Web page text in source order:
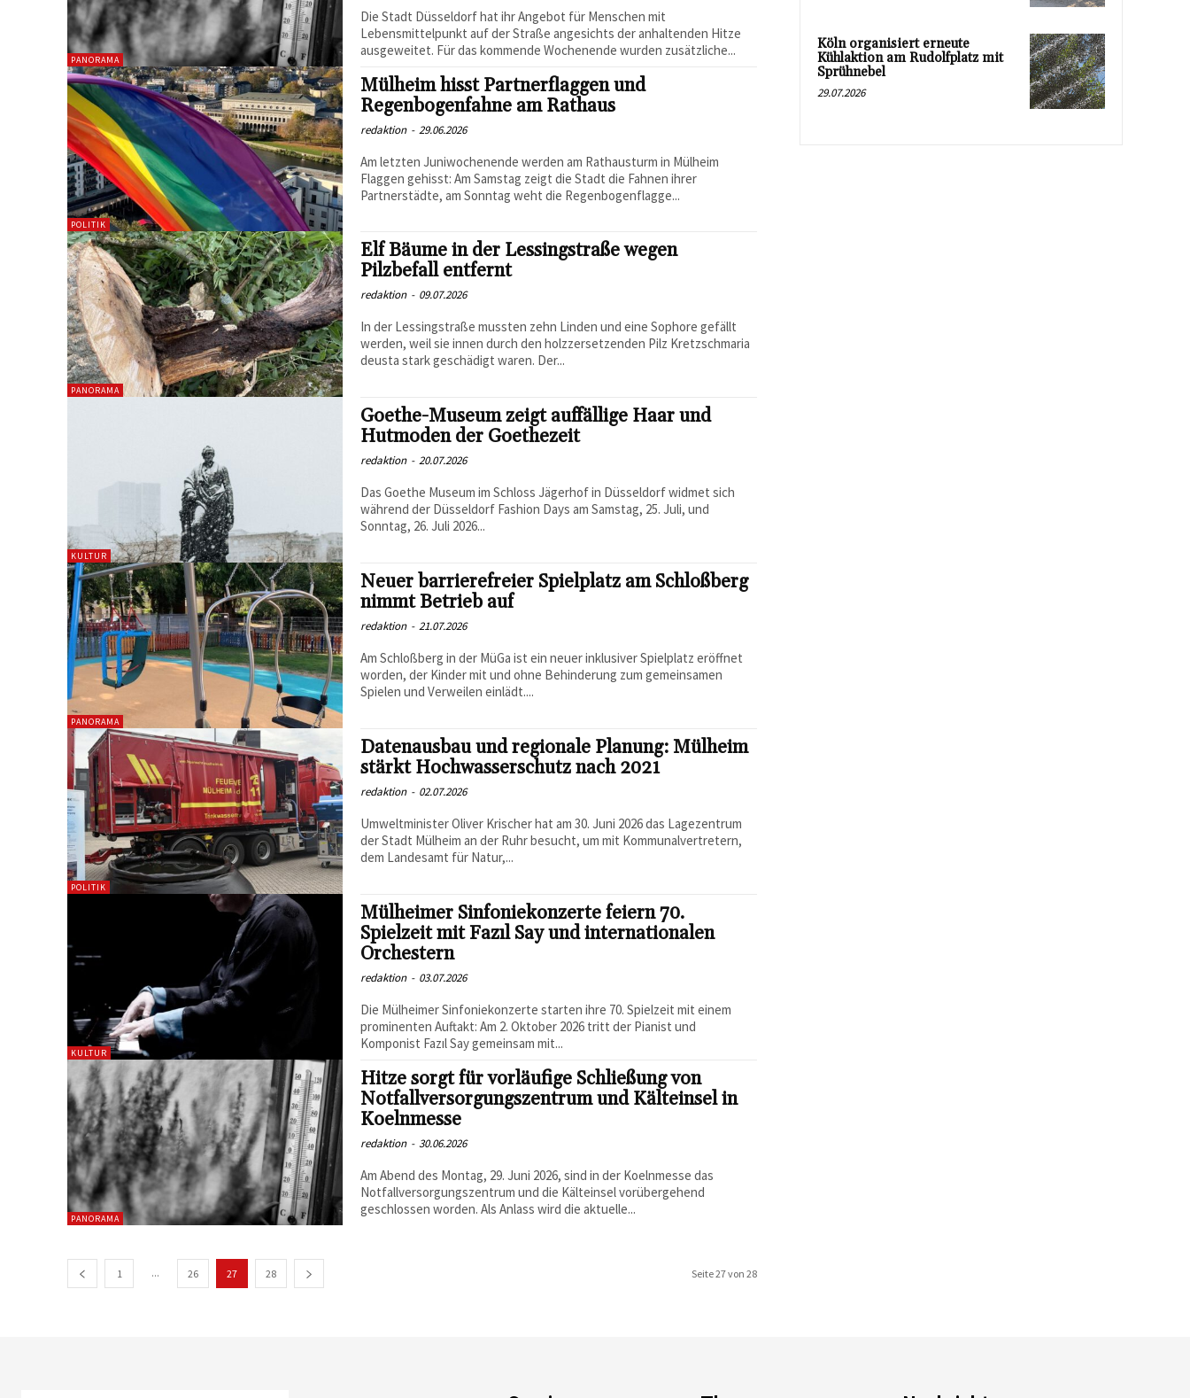
PANORAMA
Die Stadt Düsseldorf hat ihr Angebot für Menschen mit
Lebensmittelpunkt auf der Straße angesichts der anhaltenden Hitze
ausgeweitet. Für das kommende Wochenende wurden zusätzliche...
POLITIK
Mülheim hisst Partnerflaggen und
Regenbogenfahne am Rathaus
redaktion - 29.06.2026
Am letzten Juniwochenende werden am Rathausturm in Mülheim
Flaggen gehisst: Am Samstag zeigt die Stadt die Fahnen ihrer
Partnerstädte, am Sonntag weht die Regenbogenflagge...
PANORAMA
Elf Bäume in der Lessingstraße wegen
Pilzbefall entfernt
redaktion - 09.07.2026
In der Lessingstraße mussten zehn Linden und eine Sophore gefällt
werden, weil sie innen durch den holzzersetzenden Pilz Kretzschmaria
deusta stark geschädigt waren. Der...
KULTUR
Goethe-Museum zeigt auffällige Haar und
Hutmoden der Goethezeit
redaktion - 20.07.2026
Das Goethe Museum im Schloss Jägerhof in Düsseldorf widmet sich
während der Düsseldorf Fashion Days am Samstag, 25. Juli, und
Sonntag, 26. Juli 2026...
PANORAMA
Neuer barrierefreier Spielplatz am Schloßberg
nimmt Betrieb auf
redaktion - 21.07.2026
Am Schloßberg in der MüGa ist ein neuer inklusiver Spielplatz eröffnet
worden, der Kinder mit und ohne Behinderung zum gemeinsamen
Spielen und Verweilen einlädt....
POLITIK
Datenausbau und regionale Planung: Mülheim
stärkt Hochwasserschutz nach 2021
redaktion - 02.07.2026
Umweltminister Oliver Krischer hat am 30. Juni 2026 das Lagezentrum
der Stadt Mülheim an der Ruhr besucht, um mit Kommunalvertretern,
dem Landesamt für Natur,...
KULTUR
Mülheimer Sinfoniekonzerte feiern 70.
Spielzeit mit Fazıl Say und internationalen
Orchestern
redaktion - 03.07.2026
Die Mülheimer Sinfoniekonzerte starten ihre 70. Spielzeit mit einem
prominenten Auftakt: Am 2. Oktober 2026 tritt der Pianist und
Komponist Fazıl Say gemeinsam mit...
PANORAMA
Hitze sorgt für vorläufige Schließung von
Notfallversorgungszentrum und Kälteinsel in
Koelnmesse
redaktion - 30.06.2026
Am Abend des Montag, 29. Juni 2026, sind in der Koelnmesse das
Notfallversorgungszentrum und die Kälteinsel vorübergehend
geschlossen worden. Als Anlass wird die aktuelle...
1 ... 26 27 28 Seite 27 von 28
Köln organisiert erneute
Kühlaktion am Rudolfplatz mit
Sprühnebel
29.07.2026